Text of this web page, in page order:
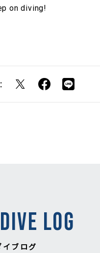
on diving!
LOG
イブログ